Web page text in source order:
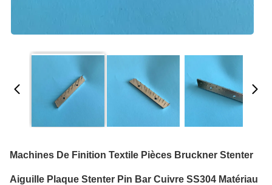
Machines De Finition Textile Pièces Bruckner Stenter
Aiguille Plaque Stenter Pin Bar Cuivre SS304 Matériau